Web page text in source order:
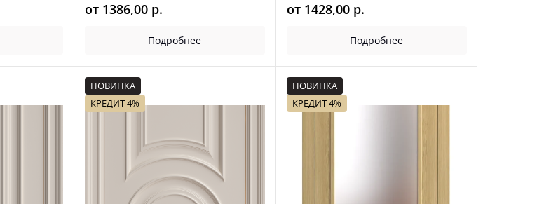
от 1386,00 р.
Подробнее
от 1428,00 р.
Подробнее
НОВИНКА
КРЕДИТ 4%
НОВИНКА
КРЕДИТ 4%